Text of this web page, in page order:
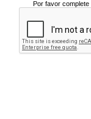
Por favor complete